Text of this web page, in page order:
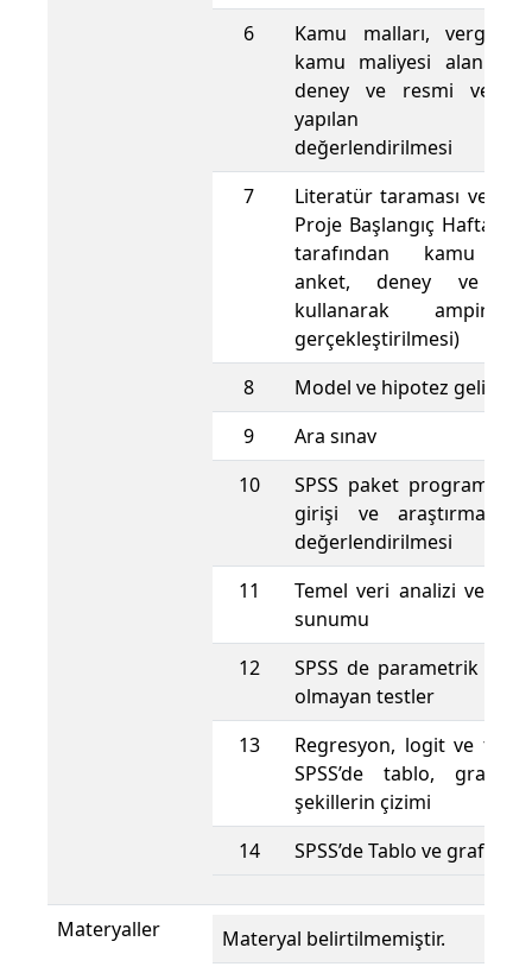
6
Kamu malları, vergi
kamu maliyesi
deney ve resmi veri
yapılan
değerlendirilmesi
7
Literatür taraması ve
Proje Başlangıç Haftası
tarafından kamu
anket, deney ve
kullanarak ampirik
gerçekleştirilmesi)
8
Model ve hipotez
9
Ara sınav
10
SPSS paket programına
girişi ve araştırma
değerlendirilmesi
11
Temel veri analizi ve
sunumu
12
SPSS de parametrik ve
olmayan testler
13
Regresyon, logit ve tobit
SPSS’de tablo, grafik
şekillerin çizimi
14
SPSS’de Tablo ve grafik
Materyaller Materyal belirtilmemiştir.